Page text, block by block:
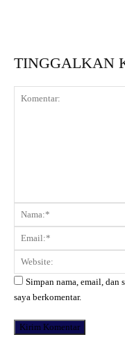
TINGGALKAN
Komentar:
Simpan nama, email,
saya berkomentar.